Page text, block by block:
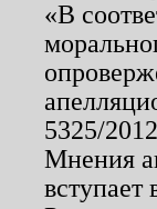
«В
5325/
Мнения
вступает